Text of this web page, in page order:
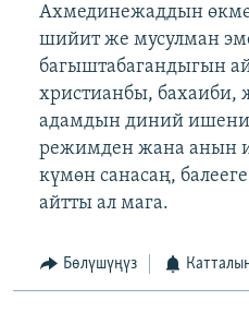
Ахмединежаддын
шийит же мусулман
багыштабагандыгын
христианбы, бахаиби,
адамдын диний
режимден жана анын
күмөн санасаң,
айтты ал мага.
Бөлүшүңүз